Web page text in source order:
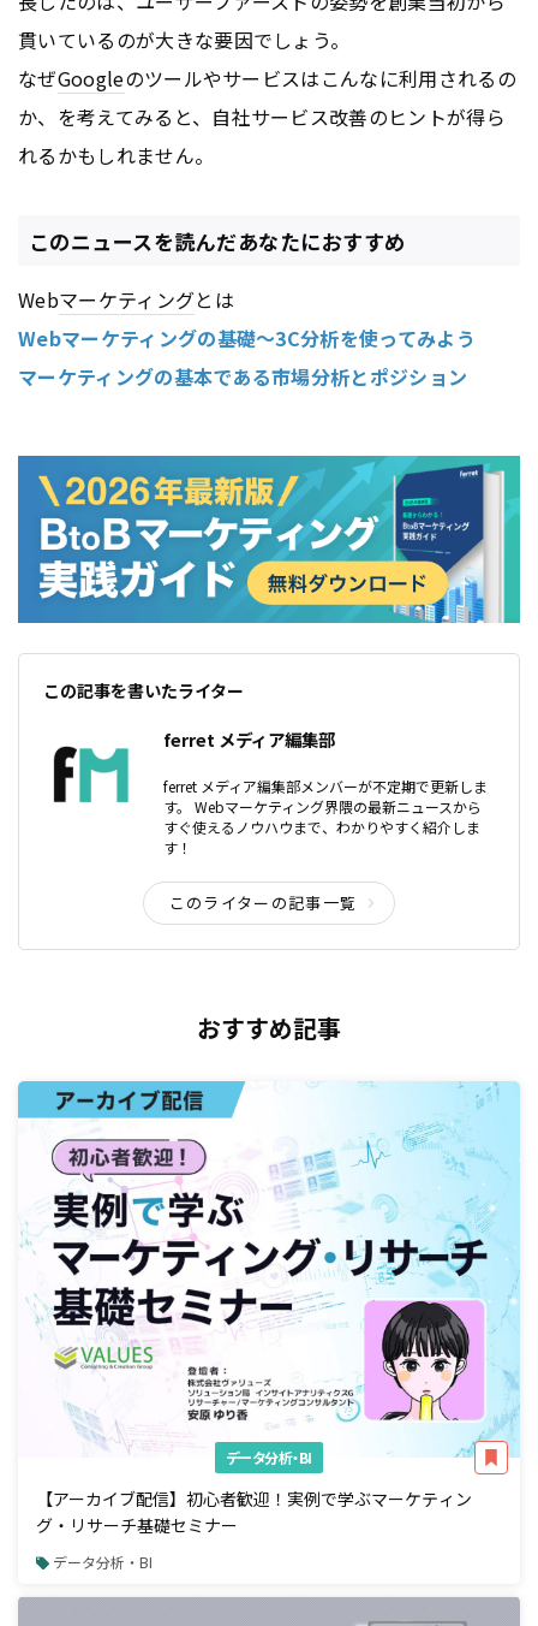
貫いているのが大きな要因でしょう。
なぜGoogleのツールやサービスはこんなに利用されるの
か、を考えてみると、自社サービス改善のヒントが得ら
れるかもしれません。
このニュースを読んだあなたにおすすめ
Webマーケティングとは
Webマーケティングの基礎～3C分析を使ってみよう
マーケティングの基本である市場分析とポジション
この記事を書いたライター
ferret メディア編集部
ferret メディア編集部メンバーが不定期で更新しま
す。 Webマーケティング界隈の最新ニュースから
すぐ使えるノウハウまで、わかりやすく紹介しま
す！
このライターの記事一覧
おすすめ記事
データ分析・BI
【アーカイブ配信】初心者歓迎！実例で学ぶマーケティン
グ・リサーチ基礎セミナー
データ分析・BI